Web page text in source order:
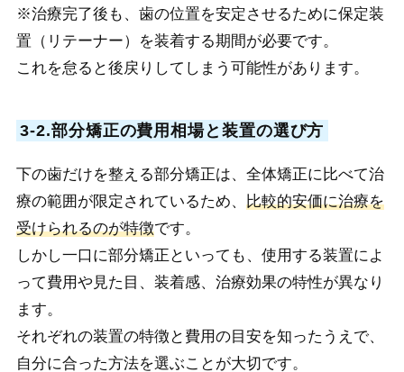
※治療完了後も、歯の位置を安定させるために保定装
置（リテーナー）を装着する期間が必要です。
これを怠ると後戻りしてしまう可能性があります。
3-2.部分矯正の費用相場と装置の選び方
下の歯だけを整える部分矯正は、全体矯正に比べて治
療の範囲が限定されているため、 比較的安価に治療を
受けられるのが特徴です。
しかし一口に部分矯正といっても、使用する装置によ
って費用や見た目、装着感、治療効果の特性が異なり
ます。
それぞれの装置の特徴と費用の目安を知ったうえで、
自分に合った方法を選ぶことが大切です。